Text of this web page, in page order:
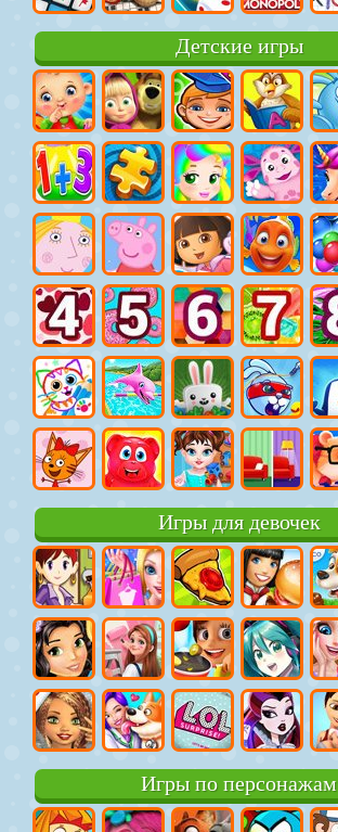
Детские игры
Игры для девочек
Игры по персонажам